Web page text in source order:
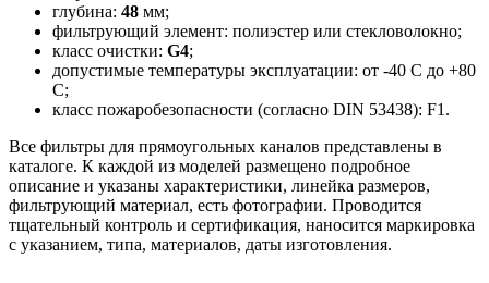
глубина: 48 мм;
фильтрующий элемент: полиэстер или стекловолокно;
класс очистки: G4;
допустимые температуры эксплуатации: от -40 С до +80
С;
класс пожаробезопасности (согласно DIN 53438): F1.
Все фильтры для прямоугольных каналов представлены в
каталоге. К каждой из моделей размещено подробное
описание и указаны характеристики, линейка размеров,
фильтрующий материал, есть фотографии. Проводится
тщательный контроль и сертификация, наносится маркировка
с указанием, типа, материалов, даты изготовления.